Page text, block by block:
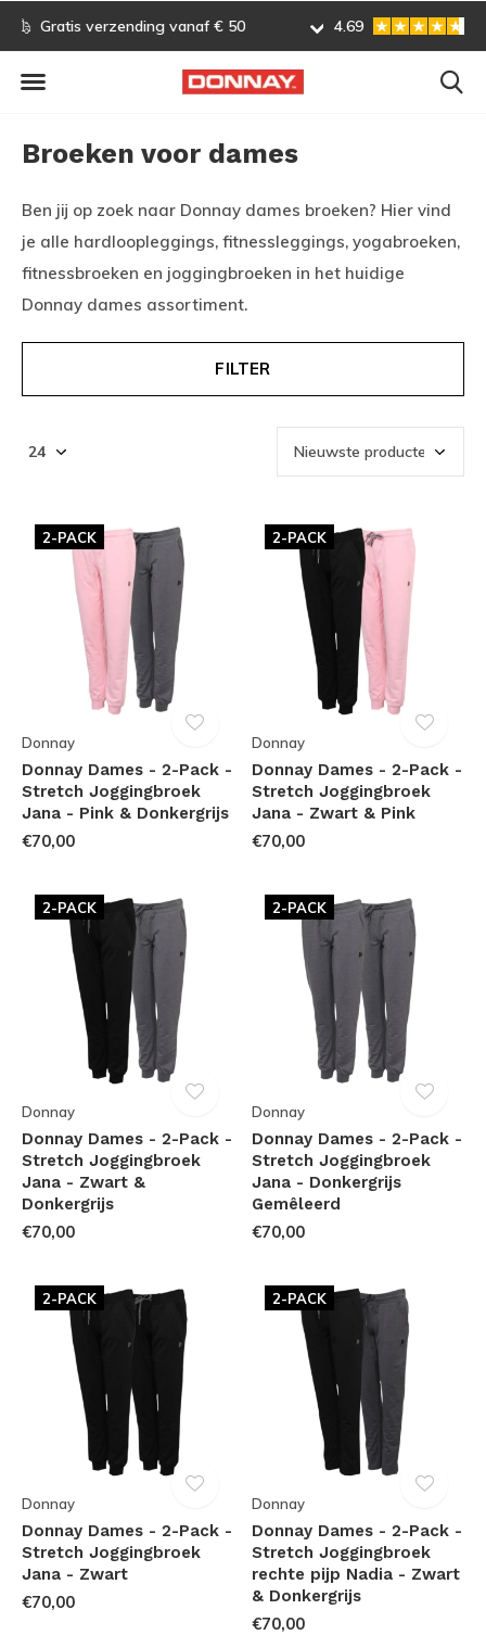
Gratis omruilen Vóór 13:00 uur besteld,
4.69
Broeken voor dames
Ben jij op zoek naar Donnay dames broeken? Hier vind
je alle hardloopleggings, fitnessleggings, yogabroeken,
fitnessbroeken en joggingbroeken in het huidige
Donnay dames assortiment.
FILTER
2-PACK
Donnay
Donnay Dames - 2-Pack -
Stretch Joggingbroek
Jana - Pink & Donkergrijs
€70,00
2-PACK
Donnay
Donnay Dames - 2-Pack -
Stretch Joggingbroek
Jana - Zwart & Pink
€70,00
2-PACK
Donnay
Donnay Dames - 2-Pack -
Stretch Joggingbroek
Jana - Zwart &
Donkergrijs
€70,00
2-PACK
Donnay
Donnay Dames - 2-Pack -
Stretch Joggingbroek
Jana - Donkergrijs
Gemêleerd
€70,00
2-PACK
Donnay
Donnay Dames - 2-Pack -
Stretch Joggingbroek
Jana - Zwart
€70,00
2-PACK
Donnay
Donnay Dames - 2-Pack -
Stretch Joggingbroek
rechte pijp Nadia - Zwart
& Donkergrijs
€70,00